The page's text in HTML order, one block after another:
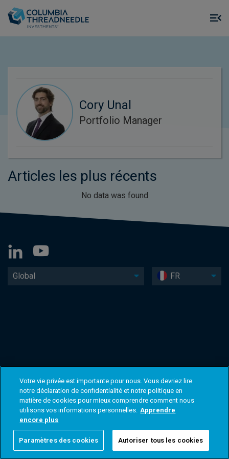
Cory Unal
Portfolio Manager
Articles les plus récents
No data was found
Global FR
Votre vie privée est importante pour nous. Vous devriez lire
notre déclaration de confidentialité et notre politique en
matière de cookies pour mieux comprendre comment nous
utilisons vos informations personnelles. Apprendre
encore plus
Paramètres des cookies Autoriser tous les cookies